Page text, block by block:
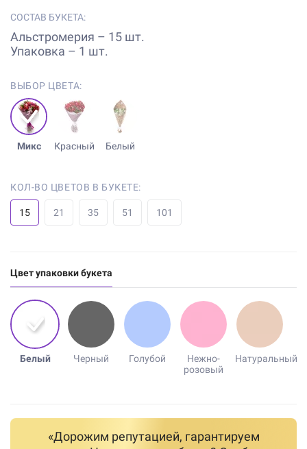
СОСТАВ БУКЕТА:
Альстромерия – 15 шт.
Упаковка – 1 шт.
ВЫБОР ЦВЕТА:
Микс Красный Белый
КОЛ-ВО ЦВЕТОВ В БУКЕТЕ:
15 21 35 51 101
Цвет упаковки букета
Белый Черный Голубой
Нежно-
розовый
Натуральный
«Дорожим репутацией, гарантируем